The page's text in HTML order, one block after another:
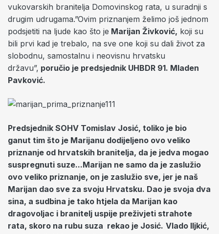
vukovarskih branitelja Domovinskog rata, u suradnji s
drugim udrugama.”Ovim priznanjem želimo još jednom
podsjetiti na ljude kao što je Marijan Živković, koji su
bili prvi kad je trebalo, na sve one koji su dali život za
slobodnu, samostalnu i neovisnu hrvatsku
državu”, poručio je predsjednik UHBDR 91. Mladen
Pavković.
Predsjednik SOHV Tomislav Josić, toliko je bio
ganut tim što je Marijanu dodijeljeno ovo veliko
priznanje od hrvatskih branitelja, da je jedva mogao
suspregnuti suze...Marijan ne samo da je zaslužio
ovo veliko priznanje, on je zaslužio sve, jer je naš
Marijan dao sve za svoju Hrvatsku. Dao je svoja dva
sina, a sudbina je tako htjela da Marijan kao
dragovoljac i branitelj uspije preživjeti strahote
rata, skoro na rubu suza rekao je Josić. Vlado Iljkić,